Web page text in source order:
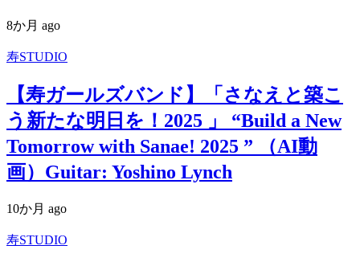
8か月 ago
寿STUDIO
【寿ガールズバンド】「さなえと築こ
う新たな明日を！2025 」 “Build a New
Tomorrow with Sanae! 2025 ” （AI動
画）Guitar: Yoshino Lynch
10か月 ago
寿STUDIO